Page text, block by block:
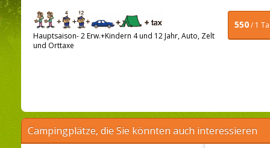
550/ 1
Hauptsaison- 2 Erw.+Kindern 4 und 12 Jahr, Auto, Zelt
und Orttaxe
Campingplätze, die Sie könnten auch interessieren